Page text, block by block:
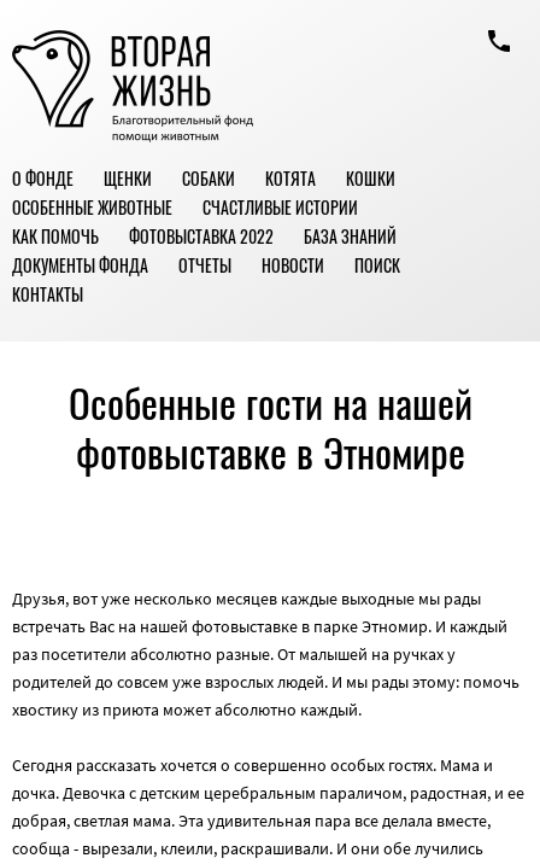
О ФОНДЕ ЩЕНКИ СОБАКИ КОТЯТА
КОШКИ
ОСОБЕННЫЕ ЖИВОТНЫЕ
СЧАСТЛИВЫЕ ИСТОРИИ
КАК ПОМОЧЬ
ФОТОВЫСТАВКА 2022
БАЗА ЗНАНИЙ
ДОКУМЕНТЫ ФОНДА
ОТЧЕТЫ НОВОСТИ
ПОИСК
КОНТАКТЫ
Особенные гости на нашей
фотовыставке в Этномире
Друзья, вот уже несколько месяцев каждые выходные мы рады
встречать Вас на нашей фотовыставке в парке Этномир. И каждый
раз посетители абсолютно разные. От малышей на ручках у
родителей до совсем уже взрослых людей. И мы рады этому: помочь
хвостику из приюта может абсолютно каждый.
Сегодня рассказать хочется о совершенно особых гостях. Мама и
дочка. Девочка с детским церебральным параличом, радостная, и ее
добрая, светлая мама. Эта удивительная пара все делала вместе,
сообща - вырезали, клеили, раскрашивали. И они обе лучились